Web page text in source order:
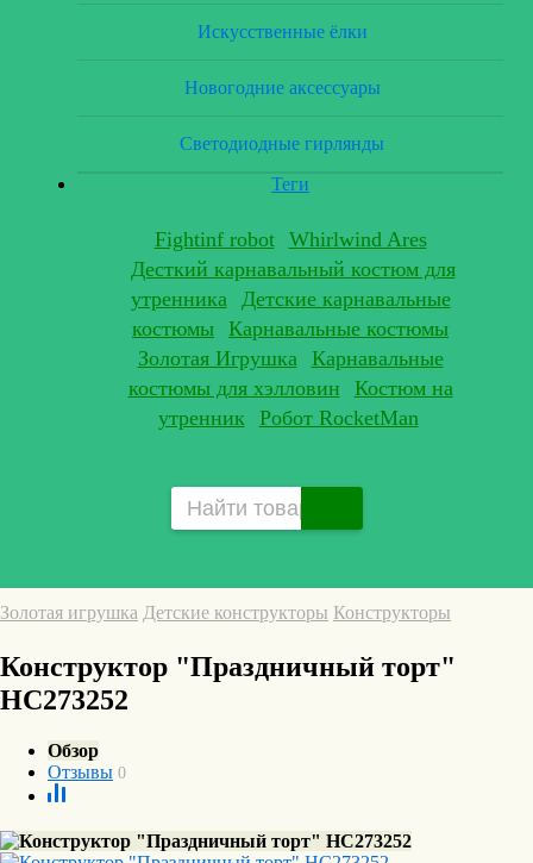
Искусственные ёлки
Новогодние аксессуары
Светодиодные гирлянды
Теги
Fightinf robot
Whirlwind Ares
Десткий карнавальный костюм для
утренника
Детские карнавальные
костюмы Карнавальные костюмы
Золотая Игрушка
Карнавальные
костюмы для хэлловин
Костюм на
утренник
Робот RocketMan
Золотая игрушка Детские конструкторы Конструкторы
Конструктор "Праздничный торт"
HC273252
Обзор
Отзывы 0